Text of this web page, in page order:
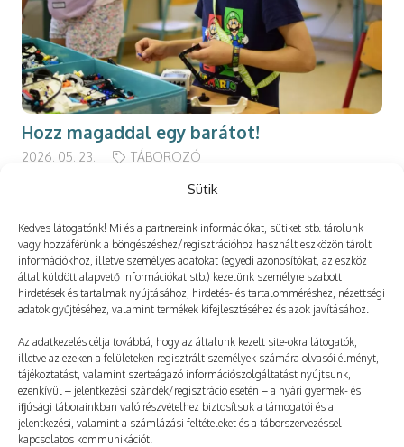
Sütik
Kedves látogatónk! Mi és a partnereink információkat, sütiket stb. tárolunk
vagy hozzáférünk a böngészéshez/regisztrációhoz használt eszközön tárolt
információkhoz, illetve személyes adatokat (egyedi azonosítókat, az eszköz
által küldött alapvető információkat stb.) kezelünk személyre szabott
hirdetések és tartalmak nyújtásához, hirdetés- és tartalomméréshez, nézettségi
adatok gyűjtéséhez, valamint termékek kifejlesztéséhez és azok javításához.
Az adatkezelés célja továbbá, hogy az általunk kezelt site-okra látogatók,
illetve az ezeken a felületeken regisztrált személyek számára olvasói élményt,
tájékoztatást, valamint szerteágazó információszolgáltatást nyújtsunk,
ezenkívül – jelentkezési szándék/regisztráció esetén – a nyári gyermek- és
ifjúsági táborainkban való részvételhez biztosítsuk a támogatói és a
jelentkezési, valamint a számlázási feltételeket és a táborszervezéssel
kapcsolatos kommunikációt.
Hozz magaddal egy barátot!
2026. 05. 23. TÁBOROZÓ
Még több